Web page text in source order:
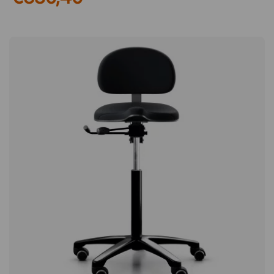
für Arbeitsplätze, an denen Komfort mit besserer Ergonomie
leichte Instabilität erzeugt, wodurch der Körper ständig daran
arbeitet, das Gleichgewicht zu halten. Der Effekt erinnert an
das Sitzen auf einem Pilatesball und hilft dabei, sowohl Rumpf
als auch Rücken zu stärken. Gleichzeitig verbessert sich die
Körperhaltung, was die Belastung bei sitzender Arbeit
verringern kann. Bequeme Sitzfläche aus Mikrofaser Die
Sitzfläche ist mit weicher Mikrofaser bezogen, die ein
angenehmes Gefühl und guten Komfort während des
Arbeitstages bietet. Das Material ist sowohl strapazierfähig als
auch pflegeleicht, wodurch sich der Stuhl für den täglichen
Zwei der Rollen verfügen über eine Bremse, sodass der Stuhl
stabil stehen kann, wenn du eine festere Position
benötigst. Mit dem Balance-Hocker Air Seat stärken Sie